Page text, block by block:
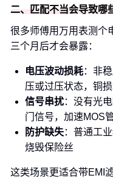
二、匹配不当会导致哪
很多师傅用万用表测个
三个月后才会暴露：
电压波动损耗：非
压或过压状态，铜
信号串扰：没有光
门信号，加速MOS
防护缺失：普通工
烧毁保险丝
这类场景更适合带EMI